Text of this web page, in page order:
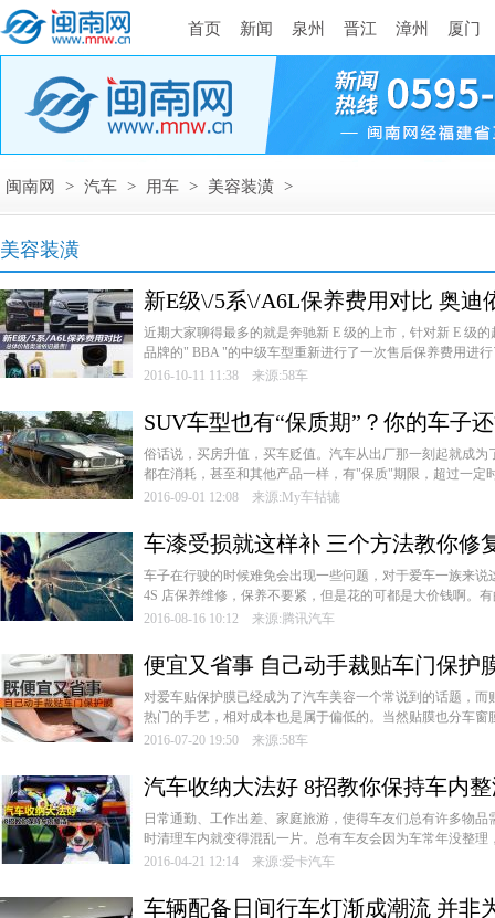
首页 新闻 泉州 晋江 漳州 厦门
闽南网 > 汽车 > 用车 > 美容装潢 >
美容装潢
新E级\/5系\/A6L保养费用对比 奥迪
近期大家聊得最多的就是奔驰新 E 级的上市，针对新 E 级
品牌的" BBA "的中级车型重新进行了一次售后保养费用进
2016-10-11 11:38 来源:58车
SUV车型也有“保质期”？你的车子
俗话说，买房升值，买车贬值。汽车从出厂那一刻起就成
都在消耗，甚至和其他产品一样，有"保质"期限，超过一定
2016-09-01 12:08 来源:My车轱辘
车漆受损就这样补 三个方法教你修
车子在行驶的时候难免会出现一些问题，对于爱车一族来
4S 店保养维修，保养不要紧，但是花的可都是大价钱啊。
2016-08-16 10:12 来源:腾讯汽车
便宜又省事 自己动手裁贴车门保护
对爱车贴保护膜已经成为了汽车美容一个常说到的话题，
热门的手艺，相对成本也是属于偏低的。当然贴膜也分车窗
2016-07-20 19:50 来源:58车
汽车收纳大法好 8招教你保持车内
日常通勤、工作出差、家庭旅游，使得车友们总有许多物
时清理车内就变得混乱一片。总有车友会因为车常年没整理
2016-04-21 12:14 来源:爱卡汽车
车辆配备日间行车灯渐成潮流 并非